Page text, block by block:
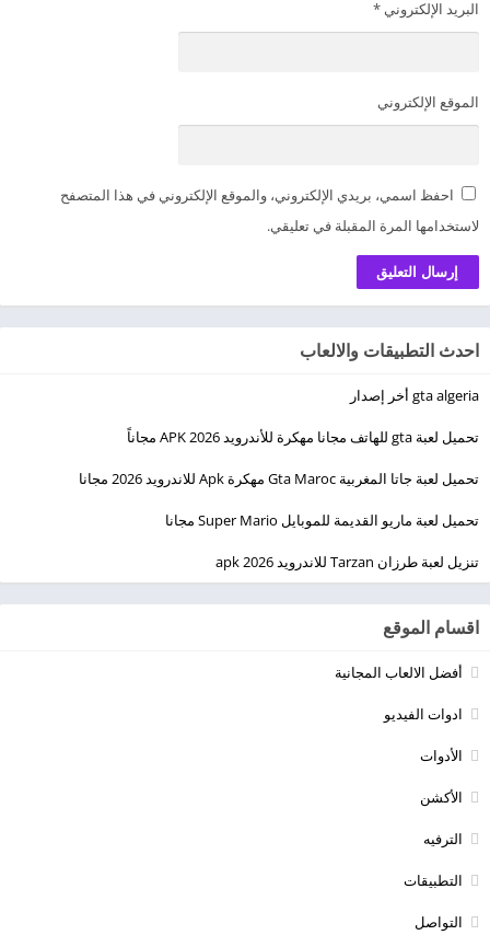
البريد الإلكتروني *
الموقع الإلكتروني
احفظ اسمي، بريدي الإلكتروني، والموقع الإلكتروني في هذا المتصفح
لاستخدامها المرة المقبلة في تعليقي.
احدث التطبيقات والالعاب
gta algeria أخر إصدار
تحميل لعبة gta للهاتف مجانا مهكرة للأندرويد 2026 APK مجاناً
تحميل لعبة جاتا المغربية Gta Maroc مهكرة Apk للاندرويد 2026 مجانا
تحميل لعبة ماريو القديمة للموبايل Super Mario مجانا
تنزيل لعبة طرزان Tarzan للاندرويد apk 2026
اقسام الموقع
أفضل الالعاب المجانية
ادوات الفيديو
الأدوات
الأكشن
الترفيه
التطبيقات
التواصل